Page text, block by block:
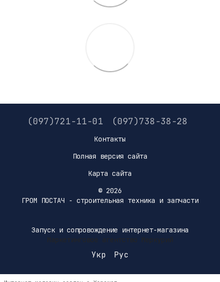
(097)721-11-01 (097)738-38-28
Контакты
Полная версия сайта
Карта сайта
© 2026
ГРОМ ПОСТАЧ - строительная техника и запчасти
Запуск и сопровождение интернет-магазина
Маркетинговое агентство Меркурий
Укр Рус